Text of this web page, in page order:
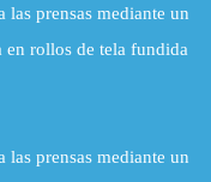
las prensas mediante un
en rollos de tela fundida
las prensas mediante un